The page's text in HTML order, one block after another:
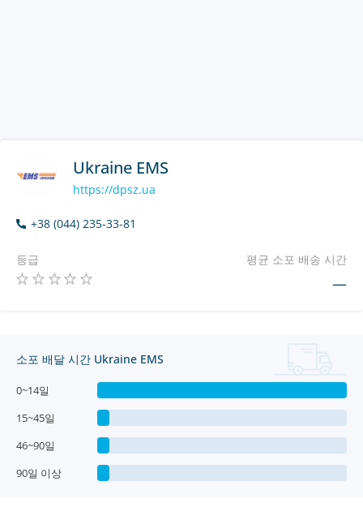
Ukraine EMS
https://dpsz.ua
+38 (044) 235-33-81
등급 평균 소포 배송 시간
—
소포 배달 시간 Ukraine EMS
0~14일
15~45일
46~90일
90일 이상